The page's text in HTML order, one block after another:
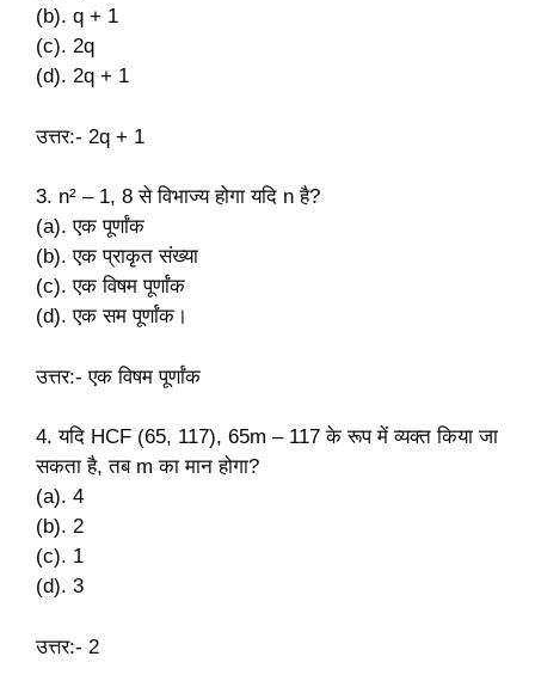
(b). q + 1
(c). 2q
(d). 2q + 1
उत्तर:- 2q + 1
3. n² – 1, 8 से विभाज्य होगा यदि n है?
(a). एक पूर्णांक
(b). एक प्राकृत संख्या
(c). एक विषम पूर्णांक
(d). एक सम पूर्णांक।
उत्तर:- एक विषम पूर्णांक
4. यदि HCF (65, 117), 65m – 117 के रूप में व्यक्त किया जा
सकता है, तब m का मान होगा?
(a). 4
(b). 2
(c). 1
(d). 3
उत्तर:- 2